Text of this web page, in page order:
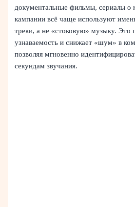
документальные фильмы, сериалы о
кампании всё чаще используют
треки, а не «стоковую» музыку. Это
узнаваемость и снижает «шум» в
позволяя мгновенно
секундам звучания.